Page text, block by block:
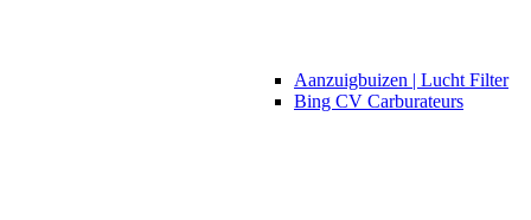
Aanzuigbuizen | Lucht Filter
Bing CV Carburateurs